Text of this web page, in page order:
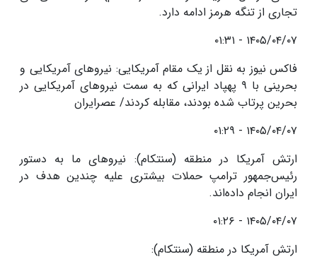
تجاری از تنگه هرمز ادامه دارد.
۱۴۰۵/۰۴/۰۷ - ۰۱:۳۱
فاکس نیوز به نقل از یک مقام آمریکایی: نیروهای آمریکایی و
بحرینی با ۹ پهپاد ایرانی که به سمت نیروهای آمریکایی در
بحرین پرتاب شده بودند، مقابله کردند/ عصرایران
۱۴۰۵/۰۴/۰۷ - ۰۱:۲۹
ارتش آمریکا در منطقه (سنتکام): نیروهای ما به دستور
رئیس‌جمهور ترامپ حملات بیشتری علیه چندین هدف در
ایران انجام داده‌اند.
۱۴۰۵/۰۴/۰۷ - ۰۱:۲۶
ارتش آمریکا در منطقه (سنتکام):